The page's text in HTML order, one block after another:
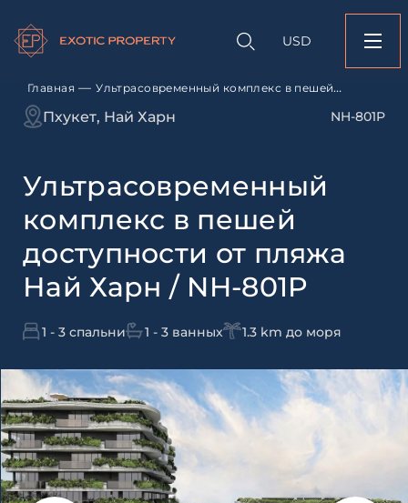
USD
Главная —Ультрасовременный комплекс в пешей
доступности от пляжа Най Харн / NH-801P
Пхукет, Най Харн NH-801P
Ультрасовременный
комплекс в пешей
доступности от пляжа
Най Харн / NH-801P
1 - 3 спальни 1 - 3 ванных 1.3 km до моря
Оставить
свяжется с вами
объекту
в пешей
Най Харн / NH-801P
Оставьте заявку и
Согласен с
по обработке
недвижимости